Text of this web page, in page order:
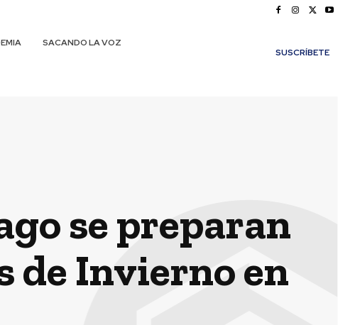
SACANDO LA VOZ
SUSCRÍBETE
se preparan
de Invierno en